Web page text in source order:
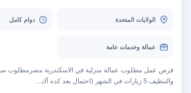
الولايات المتحدة دوام كامل
عمالة وخدمات عامة
فرص عمل مطلوب عمالة منزلية في الاسكندرية مصرمطلوب
والتنظيف 5 زيارات في الشهر (احتمال بعد كده أك…